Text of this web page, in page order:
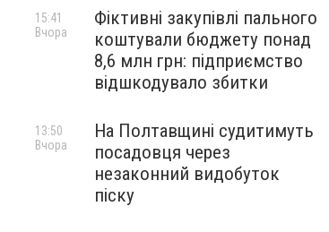
Фіктивні закупівлі пального
коштували бюджету понад
8,6 млн грн: підприємство
відшкодувало збитки
15:41
Вчора
На Полтавщині судитимуть
посадовця через
незаконний видобуток
піску
13:50
Вчора